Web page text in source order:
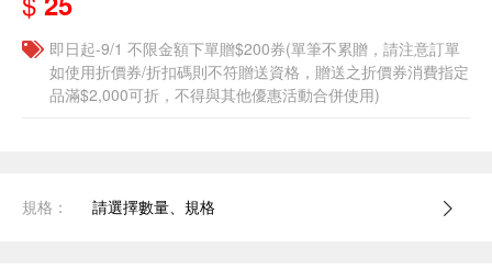
即日起-9/1 不限金額下單贈$200券(單筆不累贈，請注意訂單
如使用折價券/折扣碼則不符贈送資格，贈送之折價券消費指定
品滿$2,000可折，不得與其他優惠活動合併使用)
規格： 請選擇數量、規格